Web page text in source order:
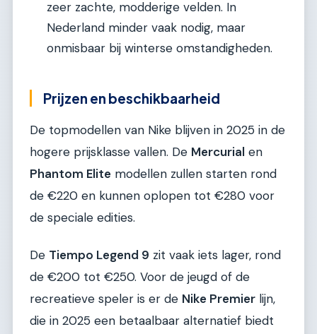
zeer zachte, modderige velden. In
Nederland minder vaak nodig, maar
onmisbaar bij winterse omstandigheden.
Prijzen en beschikbaarheid
De topmodellen van Nike blijven in 2025 in de
hogere prijsklasse vallen. De Mercurial en
Phantom Elite modellen zullen starten rond
de €220 en kunnen oplopen tot €280 voor
de speciale edities.
De Tiempo Legend 9 zit vaak iets lager, rond
de €200 tot €250. Voor de jeugd of de
recreatieve speler is er de Nike Premier lijn,
die in 2025 een betaalbaar alternatief biedt